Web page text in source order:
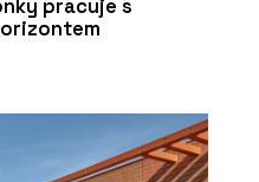
pracuje s